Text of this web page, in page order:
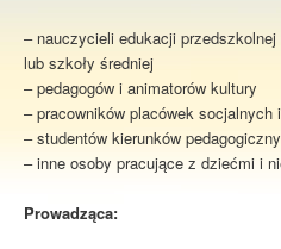
– nauczycieli edukacji
lub szkoły średniej
– pedagogów i animatorów kultury
– pracowników placówek socjalnych
– studentów kierunków
– inne osoby pracujące z dziećmi i
Prowadząca: